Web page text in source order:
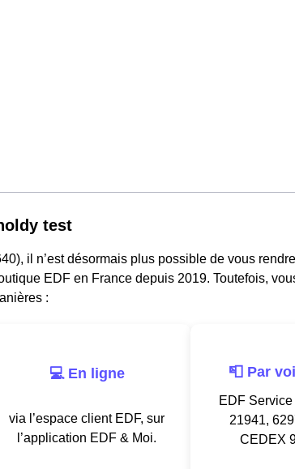
test
il n’est désormais plus possible de vous
EDF en France depuis 2019. Toutefois,
:
💻 En ligne
via l’espace client EDF, sur
l’application EDF & Moi.
📮 Par
EDF
21941,
CEDEX